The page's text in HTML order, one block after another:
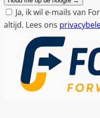
Ja, ik wil e-mails van
altijd. Lees ons